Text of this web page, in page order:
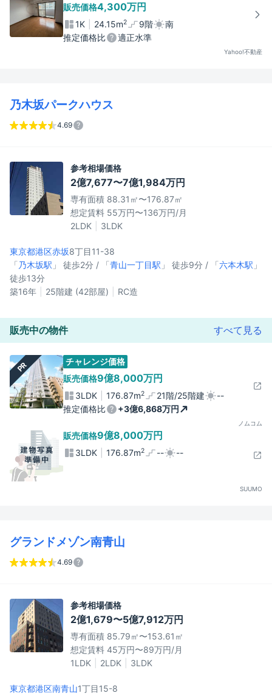
販売価格4,300万円
1K 24.15m2 9階
南
推定価格比
適正水準
Yahoo!不動産
乃木坂パークハウス
4.69
参考相場価格
2億7,677〜7億1,984万円
専有面積 88.31㎡〜176.87㎡
想定賃料 55万円〜136万円/月
2LDK
3LDK
東京都港区赤坂8丁目11-38
「乃木坂駅 」 徒歩2分 / 「青山一丁目駅 」 徒歩9分 / 「六本木駅 」
徒歩13分
築16年
25階建 (42部屋) RC造
販売中の物件 すべて見る
PR
チャレンジ価格
販売価格9億8,000万円
3LDK 176.87m2 21階/25階建
--
推定価格比
+3億6,868万円
ノムコム
販売価格9億8,000万円
3LDK 176.87m2 -- --
SUUMO
グランドメゾン南青山
4.69
参考相場価格
2億1,679〜5億7,912万円
専有面積 85.79㎡〜153.61㎡
想定賃料 45万円〜89万円/月
1LDK
2LDK 3LDK
東京都港区南青山1丁目15-8